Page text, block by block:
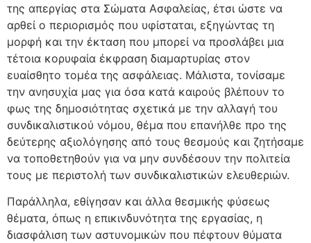
της απεργίας στα Σώματα Ασφαλείας, έτσι ώστε να
αρθεί ο περιορισμός που υφίσταται, εξηγώντας τη
μορφή και την έκταση που μπορεί να προσλάβει μια
τέτοια κορυφαία έκφραση διαμαρτυρίας στον
ευαίσθητο τομέα της ασφάλειας. Μάλιστα, τονίσαμε
την ανησυχία μας για όσα κατά καιρούς βλέπουν το
φως της δημοσιότητας σχετικά με την αλλαγή του
συνδικαλιστικού νόμου, θέμα που επανήλθε προ της
δεύτερης αξιολόγησης από τους θεσμούς και ζητήσαμε
να τοποθετηθούν για να μην συνδέσουν την πολιτεία
τους με περιστολή των συνδικαλιστικών ελευθεριών.
Παράλληλα, εθίγησαν και άλλα θεσμικής φύσεως
θέματα, όπως η επικινδυνότητα της εργασίας, η
διασφάλιση των αστυνομικών που πέφτουν θύματα